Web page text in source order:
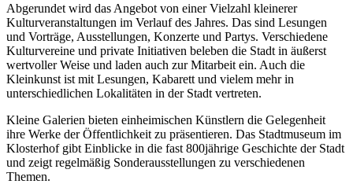
Abgerundet wird das Angebot von einer Vielzahl kleinerer
Kulturveranstaltungen im Verlauf des Jahres. Das sind Lesungen
und Vorträge, Ausstellungen, Konzerte und Partys. Verschiedene
Kulturvereine und private Initiativen beleben die Stadt in äußerst
wertvoller Weise und laden auch zur Mitarbeit ein. Auch die
Kleinkunst ist mit Lesungen, Kabarett und vielem mehr in
unterschiedlichen Lokalitäten in der Stadt vertreten.
Kleine Galerien bieten einheimischen Künstlern die Gelegenheit
ihre Werke der Öffentlichkeit zu präsentieren. Das Stadtmuseum im
Klosterhof gibt Einblicke in die fast 800jährige Geschichte der Stadt
und zeigt regelmäßig Sonderausstellungen zu verschiedenen
Themen.